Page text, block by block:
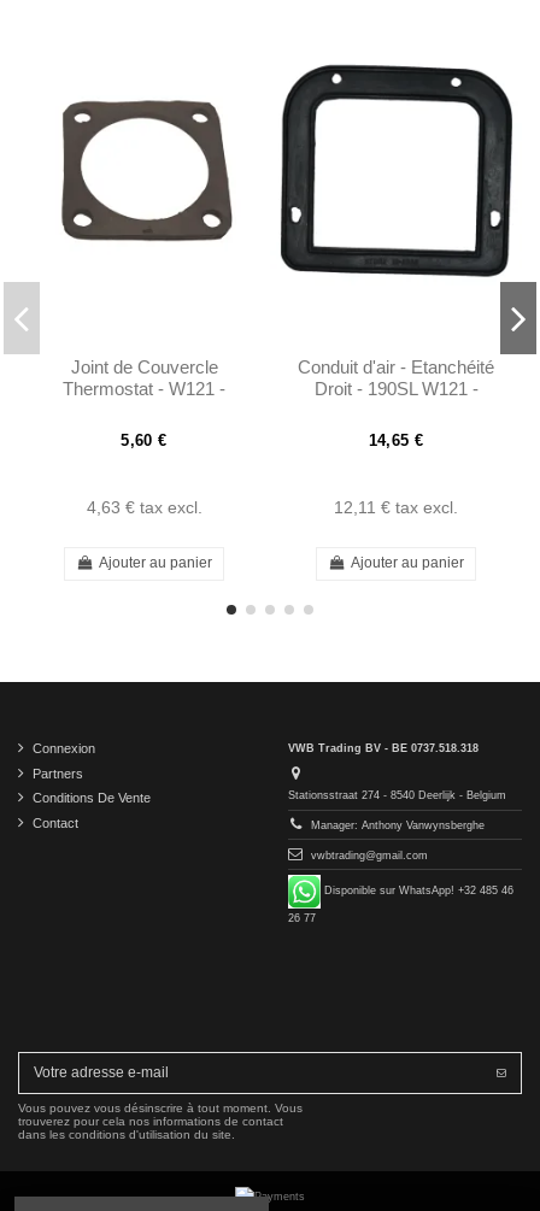
Joint de Couvercle
Thermostat - W121 -
5,60 €
4,63 € tax excl.
Ajouter au panier
Conduit d'air - Etanchéité
Droit - 190SL W121 -
14,65 €
12,11 € tax excl.
Ajouter au panier
Connexion
Partners
Conditions De Vente
Contact
VWB Trading BV - BE 0737.518.318
Stationsstraat 274 - 8540 Deerlijk - Belgium
Manager: Anthony Vanwynsberghe
vwbtrading@gmail.com
Disponible sur WhatsApp! +32 485 46
26 77
Vous pouvez vous désinscrire à tout moment. Vous
trouverez pour cela nos informations de contact
dans les conditions d'utilisation du site.